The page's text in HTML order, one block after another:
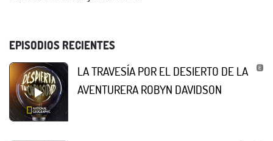
EPISODIOS RECIENTES
LA TRAVESÍA POR EL DESIERTO DE LA
AVENTURERA ROBYN DAVIDSON